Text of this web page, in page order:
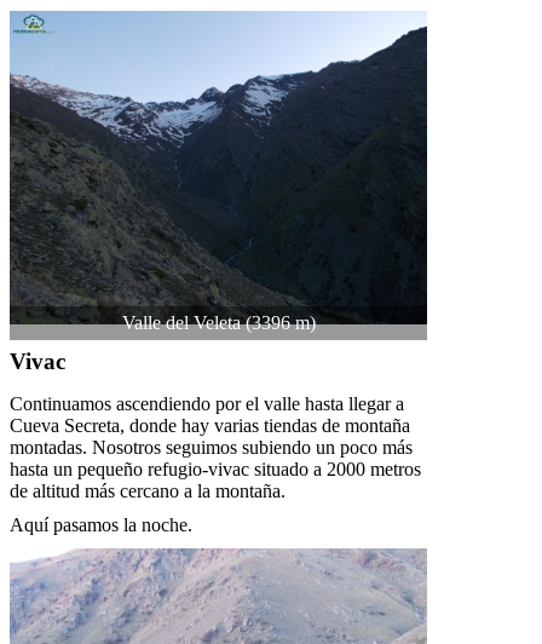
Valle del Veleta (3396 m)
Vivac
Continuamos ascendiendo por el valle hasta llegar a
Cueva Secreta, donde hay varias tiendas de montaña
montadas. Nosotros seguimos subiendo un poco más
hasta un pequeño refugio-vivac situado a 2000 metros
de altitud más cercano a la montaña.
Aquí pasamos la noche.